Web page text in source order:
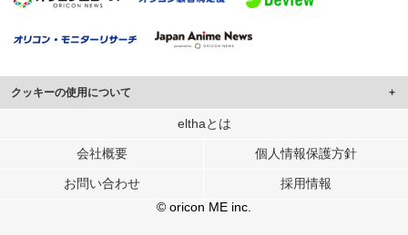
クッキーの使用について
このサイトでは Cookie を使用して、ユーザーに合わせたコンテンツや広告の
行っています。
メディアや広告配信、データ解析の各パートナーに提供しています。
各パートナーは、この情報とユーザーが各パートナーに提供した他の情報や、
ユーザーが各パートナーのサービスを使用したときに収集した他の情報を組み
elthaとは
会社概要 個人情報保護方針
お問い合わせ
採用情報
© oricon ME inc.